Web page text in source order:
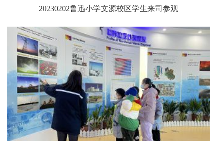
20230202鲁迅小学文源校区学生来司参观